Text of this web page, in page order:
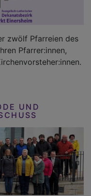
zwölf Pfarreien des
Pfarrer:innen,
UND